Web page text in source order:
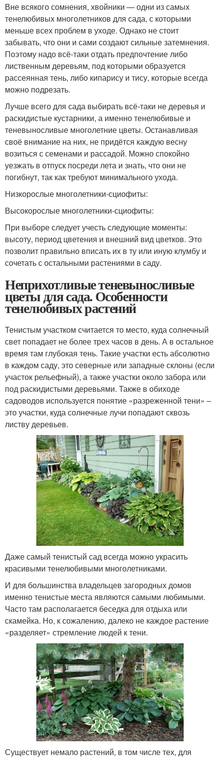
Вне всякого сомнения, хвойники — одни из самых
тенелюбивых многолетников для сада, с которыми
меньше всех проблем в уходе. Однако не стоит
забывать, что они и сами создают сильные затемнения.
Поэтому надо всё-таки отдать предпочтение либо
лиственным деревьям, под которыми образуется
рассеянная тень, либо кипарису и тису, которые всегда
можно подрезать.
Лучше всего для сада выбирать всё-таки не деревья и
раскидистые кустарники, а именно тенелюбивые и
теневыносливые многолетние цветы. Останавливая
своё внимание на них, не придётся каждую весну
возиться с семенами и рассадой. Можно спокойно
уезжать в отпуск посреди лета и знать, что они не
погибнут, так как требуют минимального ухода.
Низкорослые многолетники-сциофиты:
Высокорослые многолетники-сциофиты:
При выборе следует учесть следующие моменты:
высоту, период цветения и внешний вид цветков. Это
позволит правильно вписать их в ту или иную клумбу и
сочетать с остальными растениями в саду.
Неприхотливые теневыносливые
цветы для сада. Особенности
тенелюбивых растений
Тенистым участком считается то место, куда солнечный
свет попадает не более трех часов в день. А в остальное
время там глубокая тень. Такие участки есть абсолютно
в каждом саду, это северные или западные склоны (если
участок рельефный), а также участки около забора или
под раскидистыми деревьями. Также в обиходе
садоводов используется понятие «разреженной тени» –
это участки, куда солнечные лучи попадают сквозь
листву деревьев.
Даже самый тенистый сад всегда можно украсить
красивыми тенелюбивыми многолетниками.
И для большинства владельцев загородных домов
именно тенистые места являются самыми любимыми.
Часто там располагается беседка для отдыха или
скамейка. Но, к сожалению, далеко не каждое растение
«разделяет» стремление людей к тени.
Существует немало растений, в том числе тех, для